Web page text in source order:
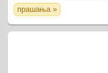
прашања »